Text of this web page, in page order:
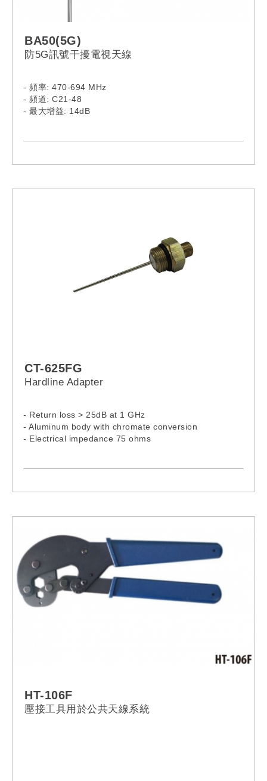
BA50(5G)
防5G訊號干擾電視天線
- 頻率: 470-694 MHz
- 頻道: C21-48
- 最大增益: 14dB
CT-625FG
Hardline Adapter
- Return loss > 25dB at 1 GHz
- Aluminum body with chromate conversion
- Electrical impedance 75 ohms
HT-106F
壓接工具用於公共天線系統